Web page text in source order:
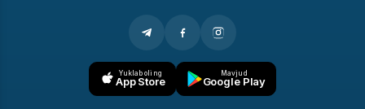
Yuklab oling
App Store
Mavjud
Google Play